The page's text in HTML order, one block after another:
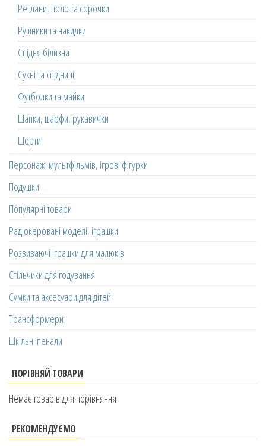
Реглани, поло та сорочки
Рушники та накидки
Спідня білизна
Сукні та спідниці
Футболки та майки
Шапки, шарфи, рукавички
Шорти
Персонажі мультфільмів, ігрові фігурки
Подушки
Популярні товари
Радіокеровані моделі, іграшки
Розвиваючі іграшки для малюків
Стільчики для годування
Сумки та аксесуари для дітей
Трансформери
Шкільні пенали
ПОРІВНЯЙ ТОВАРИ
Немає товарів для порівняння
РЕКОМЕНДУЄМО